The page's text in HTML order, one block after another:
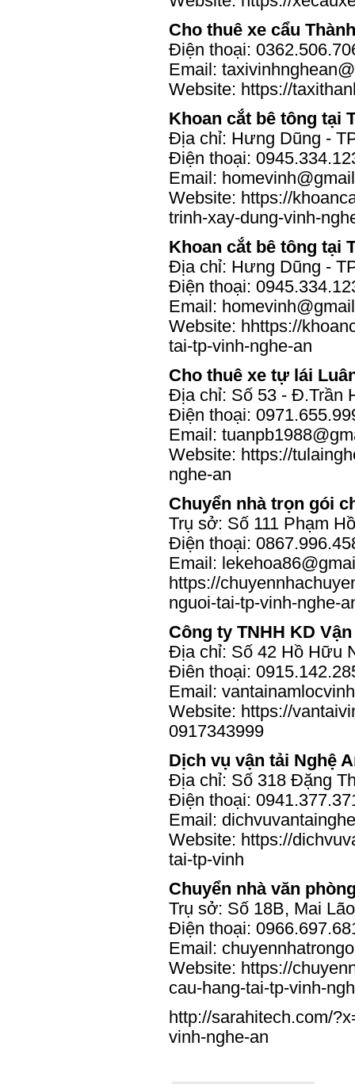
Cho thuê xe cẩu
Điện thoại:
Email:
Website: https://
Khoan cắt bê tông tại
Địa chỉ: Hưng Dũng -
Điện thoại:
Email:
Website: https://
trinh-xay-dung-vinh-
Khoan cắt bê tông tại
Địa chỉ: Hưng Dũng -
Điện thoại:
Email:
Website: hhttps://
tai-tp-vinh-nghe-an
Cho thuê xe tự lái
Địa chỉ: Số 53 - Đ.Trần
Điện thoại:
Email:
Website: https://
nghe-an
Chuyển nhà trọn gói
Trụ sở: Số 111 Phạm
Điện thoại:
Email:
https://
nguoi-tai-tp-vinh-nghe-
Công ty TNHH KD
Địa chỉ: Số 42 Hồ Hữu
Điên thoại:
Email:
Website: https://
0917343999
Dịch vụ vận tải Nghệ
Địa chỉ: Số 318 Đặng
Điện thoại:
Email:
Website: https://
tai-tp-vinh
Chuyển nhà văn
Trụ sở: Số 18B, Mai
Điện thoại:
Email:
Website: https://
cau-hang-tai-tp-vinh-
http://sarahitech.com/
vinh-nghe-an